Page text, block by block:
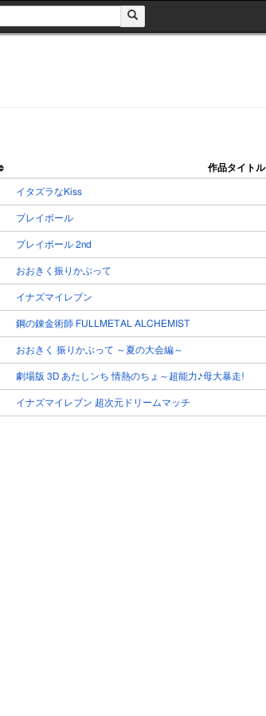
作品タイトル
イタズラなKiss
プレイボール
プレイボール 2nd
おおきく振りかぶって
イナズマイレブン
鋼の錬金術師 FULLMETAL ALCHEMIST
おおきく 振りかぶって ～夏の大会編～
劇場版 3D あたしンち 情熱のちょ～超能力♪母大暴走!
イナズマイレブン 超次元ドリームマッチ